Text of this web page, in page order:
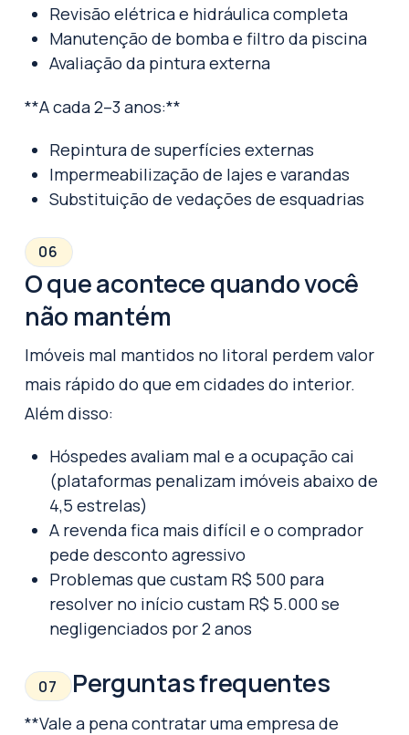
Revisão elétrica e hidráulica completa
Manutenção de bomba e filtro da piscina
Avaliação da pintura externa
**A cada 2–3 anos:**
Repintura de superfícies externas
Impermeabilização de lajes e varandas
Substituição de vedações de esquadrias
06
O que acontece quando você
não mantém
Imóveis mal mantidos no litoral perdem valor
mais rápido do que em cidades do interior.
Além disso:
Hóspedes avaliam mal e a ocupação cai
(plataformas penalizam imóveis abaixo de
4,5 estrelas)
A revenda fica mais difícil e o comprador
pede desconto agressivo
Problemas que custam R$ 500 para
resolver no início custam R$ 5.000 se
negligenciados por 2 anos
07 Perguntas frequentes
**Vale a pena contratar uma empresa de